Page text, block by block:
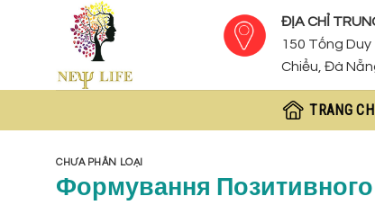
ĐỊA CHỈ
150 Tống Duy
Chiểu, Đà
TRANG
CHƯA PHÂN LOẠI
Формування Позитивного